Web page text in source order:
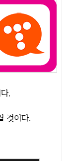
.
것이다.